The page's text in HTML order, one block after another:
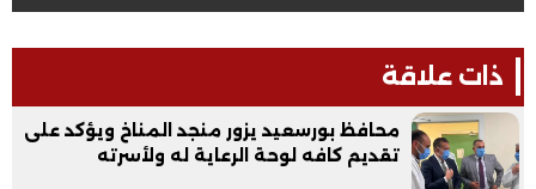
ذات علاقة
محافظ بورسعيد يزور منجد المناخ ويؤكد على
تقديم كافه لوحة الرعاية له ولأسرته